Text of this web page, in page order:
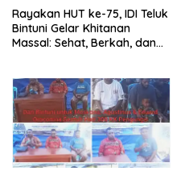
Rayakan HUT ke-75, IDI Teluk
Bintuni Gelar Khitanan
Massal: Sehat, Berkah, dan